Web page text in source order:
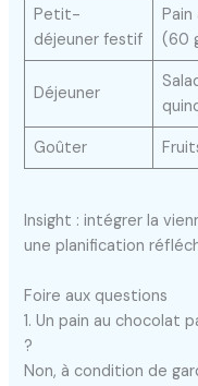
Petit-
déjeuner festif
(60
Déjeuner
Goûter
Insight : intégrer la
une planification
Foire aux questions
1. Un pain au chocolat
?
Non, à condition de